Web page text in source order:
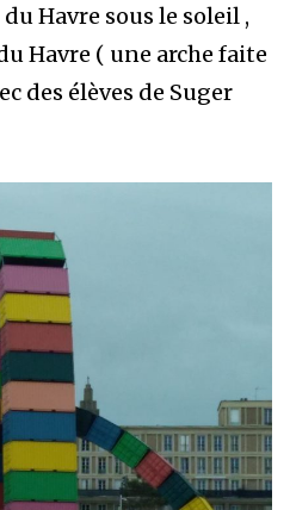
Havre sous le soleil ,
Havre ( une arche faite
des élèves de Suger